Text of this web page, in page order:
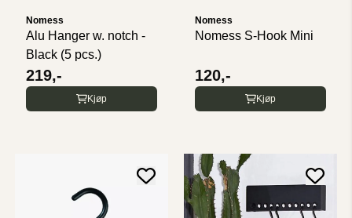
Nomess
Alu Hanger w. notch -
Black (5 pcs.)
219,-
Kjøp
Nomess
Nomess S-Hook Mini
120,-
Kjøp